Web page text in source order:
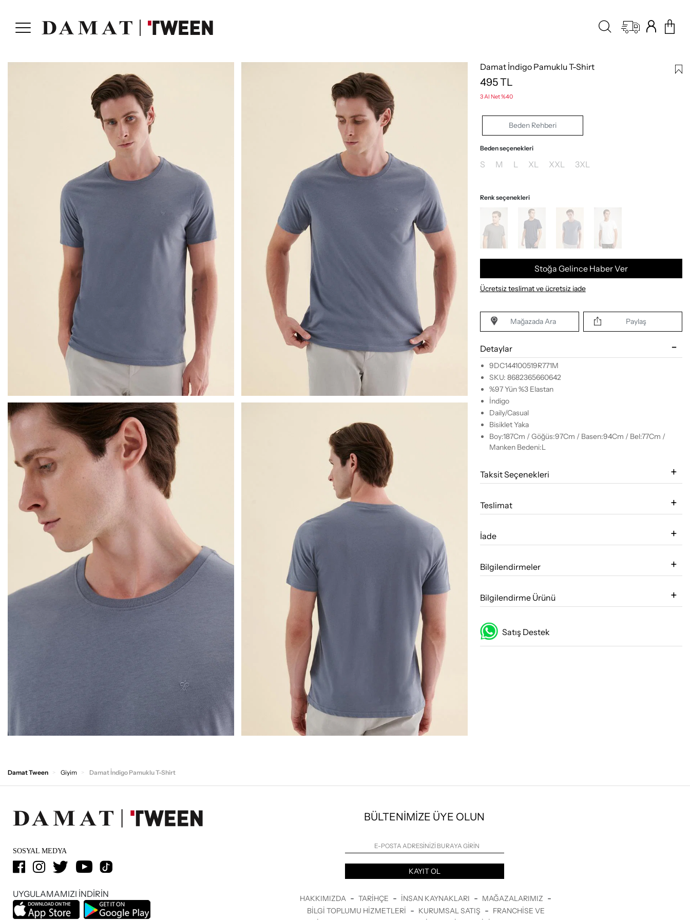
Damat İndigo Pamuklu T-Shirt
495TL
3 Al Net %40
Beden Rehberi
Beden seçenekleri
S M L XL XXL 3XL
Renk seçenekleri
Stoğa Gelince Haber Ver
Ücretsiz teslimat ve ücretsiz iade
Mağazada Ara Paylaş
Detaylar
9DC144100519R771M
SKU: 8682365660642
%97 Yün %3 Elastan
İndigo
Daily/Casual
Bisiklet Yaka
Boy:187Cm / Göğüs:97Cm / Basen:94Cm / Bel:77Cm /
Manken Bedeni:L
Taksit Seçenekleri
Teslimat
İade
Bilgilendirmeler
Bilgilendirme Ürünü
Satış Destek
Damat Tween Giyim Damat İndigo Pamuklu T-Shirt
SOSYAL MEDYA
UYGULAMAMIZI İNDİRİN
BÜLTENİMİZE ÜYE OLUN
KAYIT OL
HAKKIMIZDA - TARIHÇE - İNSAN KAYNAKLARI - MAĞAZALARIMIZ -
BILGI TOPLUMU HIZMETLERI - KURUMSAL SATIŞ - FRANCHISE VE